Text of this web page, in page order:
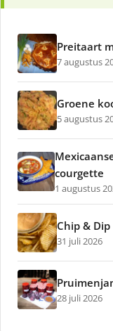
Preitaart
7 augustus
Groene
5 augustus
courgette
1 augustus
Chip & Dip
31 juli 2026
28 juli 2026